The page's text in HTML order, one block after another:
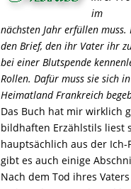
im
nächsten Jahr erfüllen muss.
den Brief, den ihr Vater ihr
bei einer Blutspende
Rollen. Dafür muss sie sich
Heimatland Frankreich
Das Buch hat mir wirklich
bildhaften Erzählstils liest
hauptsächlich aus der
gibt es auch einige
Nach dem Tod ihres